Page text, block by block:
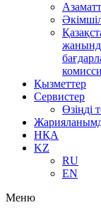
Қызметтер
Сервистер
Өзіңді
НҚА
KZ
RU
EN
Меню